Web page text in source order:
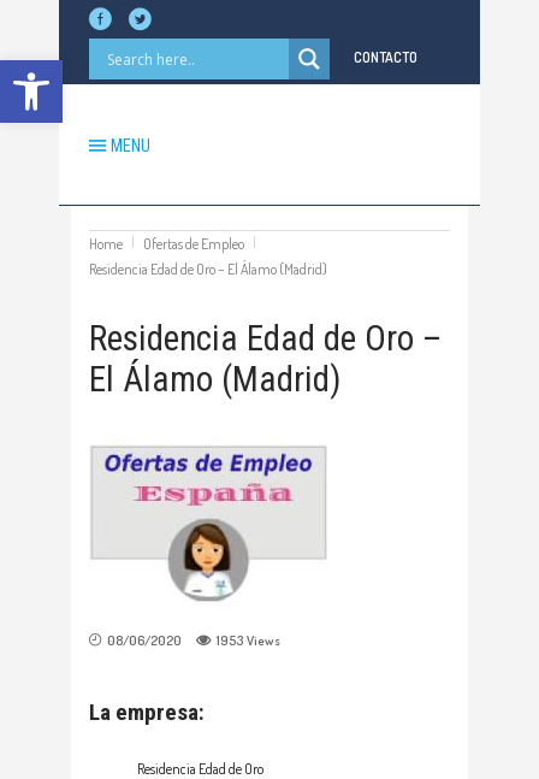
Abrir barra de herramientas CONTACTO
MENU
Home
Ofertas de Empleo
Residencia Edad de Oro – El Álamo (Madrid)
Residencia Edad de Oro –
El Álamo (Madrid)
08/06/2020 1953 Views
La empresa:
Residencia Edad de Oro